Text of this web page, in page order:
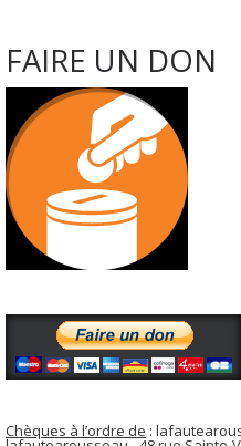
FAIRE UN DON
Chèques à l’ordre de :